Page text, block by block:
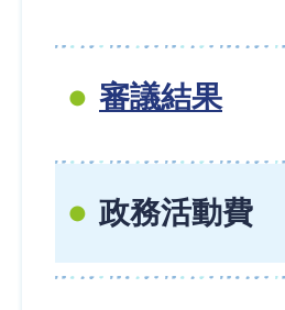
審議結果
政務活動費